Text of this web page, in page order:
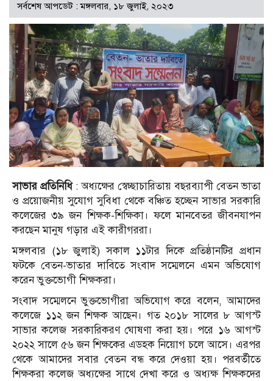
সর্বশেষ আপডেট : মঙ্গলবার, ১৮ জুলাই, ২০২৩
সাভার প্রতিনিধি: অধ্যক্ষের স্বেচ্ছাচারিতায় বছরব্যাপী বেতন ভাতা
ও প্রয়োজনীয় সুযোগ সুবিধা থেকে বঞ্চিত হচ্ছেন সাভার সরকারি
কলেজের ৩৯ জন শিক্ষক-শিক্ষিকা। ফলে মানবেতর জীবনযাপন
করছেন মানুষ গড়ার এই কারীগররা।
মঙ্গলবার (১৮ জুলাই) সকাল ১১টার দিকে প্রতিষ্ঠানটির প্রধান
ফটকে বেতন-ভাতার দাবিতে সংবাদ সম্মেলনে এমন অভিযোগ
করেন ভুক্তভোগী শিক্ষকরা।
সংবাদ সম্মেলনে ভুক্তভোগীরা অভিযোগ করে বলেন, আমাদের
কলেজে ১১২ জন শিক্ষক আছেন। গত ২০১৮ সালের ৮ আগস্ট
সাভার কলেজ সরকারিকরণ ঘোষণা করা হয়। পরে ১৬ আগস্ট
২০২২ সালে ৫৬ জন শিক্ষকের এডহক নিয়োগ চলে আসে। এরপর
থেকে আমাদের সবার বেতন বন্ধ করে দেওয়া হয়। পরবর্তীতে
শিক্ষকরা কলেজ অধ্যক্ষের সাথে দেখা করে ও অধ্যক্ষ শিক্ষকদের